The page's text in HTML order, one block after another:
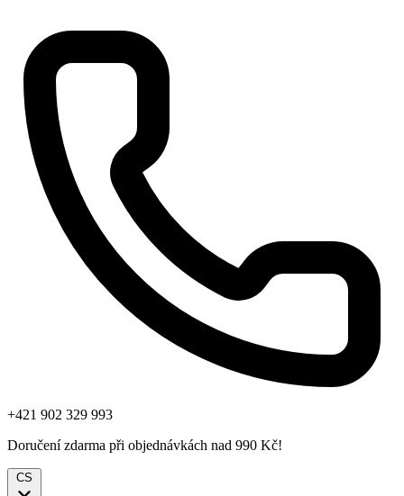
+421 902 329 993
Doručení zdarma při objednávkách nad 990 Kč!
CS